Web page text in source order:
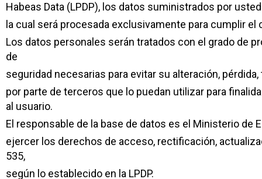
Habeas Data (LPDP), los datos suministrados por
la cual será procesada exclusivamente para cumplir
Los datos personales serán tratados con el grado de
de
seguridad necesarias para evitar su alteración,
por parte de terceros que lo puedan utilizar para
al usuario.
El responsable de la base de datos es el Ministerio de
ejercer los derechos de acceso, rectificación,
535,
según lo establecido en la LPDP.